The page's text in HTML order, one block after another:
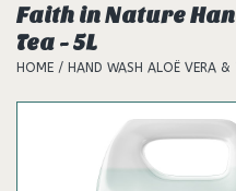
Support
Faith in Nature
Tea - 5L
HOME / HAND WASH ALOË VERA